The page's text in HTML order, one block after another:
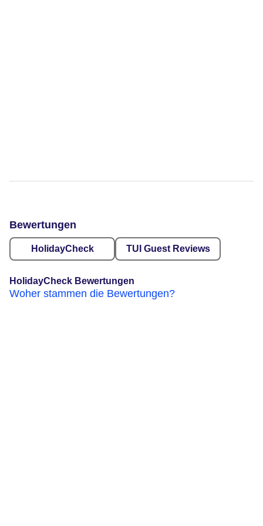
Bewertungen
HolidayCheck TUI Guest Reviews
HolidayCheck Bewertungen
Woher stammen die Bewertungen?